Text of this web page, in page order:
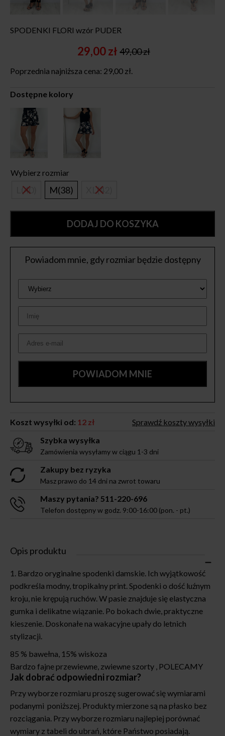
SPODENKI FLORI wzór PUDER
49,00zł
Original
price
was:
29,00złCurrent
price
is:
Poprzednia najniższa cena: 29,00 zł.
Dostępne kolory
Wybierz rozmiar
L(40) M(38) XL(42)
DODAJ DO KOSZYKA
Powiadom mnie, gdy rozmiar będzie dostępny
Koszt wysyłki od: 12 zł
Sprawdź koszty wysyłki
Szybka wysyłka
Zamówienia wysyłamy w ciągu 1-3 dni
Zakupy bez ryzyka
Masz prawo do 14 dni na zwrot towaru
Maszy pytania? 511-220-696
Telefon dostępny w godz. 9:00-16:00 (pon. - pt.)
Opis produktu
Bardzo oryginalne spodenki damskie. Ich wyjątkowość
podkreśla modny, tropikalny print. Spodenki o dość luźnym
kroju, nie krępują ruchów. W pasie znajduje się elastyczna
gumka i delikatne wiązanie. Po bokach dwie, praktyczne
kieszenie. Doskonałe na wakacyjne upały do letnich
stylizacji.
85 % bawełna, 15% wiskoza
Bardzo fajne przewiewne, zwiewne szorty , POLECAMY
Jak dobrać odpowiedni rozmiar?
Przy wyborze rozmiaru proszę sugerować się wymiarami
podanymi poniższej. Produkty mierzone są na płasko bez
rozciągania. Przy wyborze rozmiaru najlepiej porównać
wymiary z tabeli do ubrań, które Państwo posiadają.